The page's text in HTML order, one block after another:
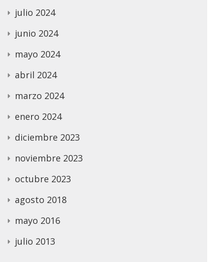
julio 2024
junio 2024
mayo 2024
abril 2024
marzo 2024
enero 2024
diciembre 2023
noviembre 2023
octubre 2023
agosto 2018
mayo 2016
julio 2013